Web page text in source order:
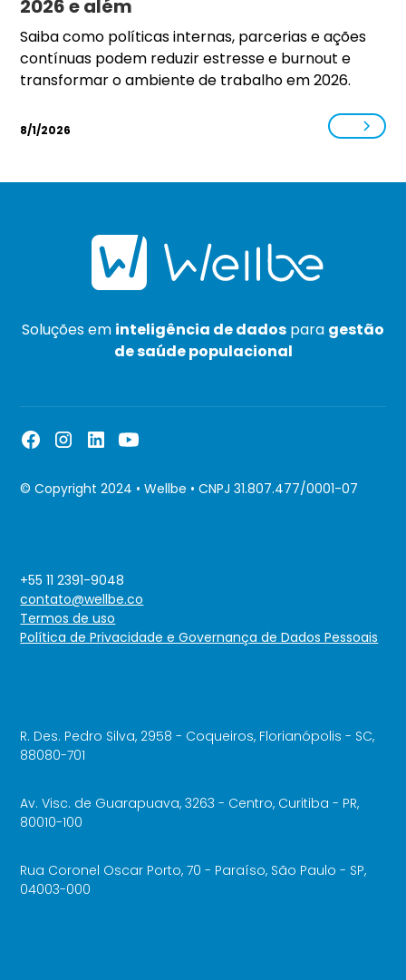
2026 e além
Saiba como políticas internas, parcerias e ações
contínuas podem reduzir estresse e burnout e
transformar o ambiente de trabalho em 2026.
8/1/2026
Soluções em inteligência de dados para gestão
de saúde populacional
© Copyright 2024 • Wellbe • CNPJ 31.807.477/0001-07
Termos de uso
Política de Privacidade e Governança de Dados Pessoais
+55 11 2391-9048
contato@wellbe.co
R. Des. Pedro Silva, 2958 - Coqueiros, Florianópolis - SC,
88080-701
Av. Visc. de Guarapuava, 3263 - Centro, Curitiba - PR,
80010-100
Rua Coronel Oscar Porto, 70 - Paraíso, São Paulo - SP,
04003-000